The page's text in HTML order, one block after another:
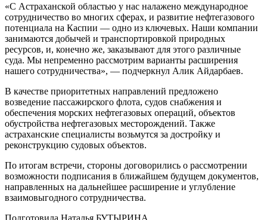
«С Астраханской областью у нас налажено международное
сотрудничество во многих сферах, и развитие нефтегазового
потенциала на Каспии — одно из ключевых. Наши компании
занимаются добычей и транспортировкой природных
ресурсов, и, конечно же, заказывают для этого различные
суда. Мы непременно рассмотрим варианты расширения
нашего сотрудничества», — подчеркнул Алик Айдарбаев.
В качестве приоритетных направлений предложено
возведение пассажирского флота, судов снабжения и
обеспечения морских нефтегазовых операций, объектов
обустройства нефтегазовых месторождений. Также
астраханские специалисты возьмутся за достройку и
реконструкцию судовых объектов.
По итогам встречи, стороны договорились о рассмотрении
возможности подписания в ближайшем будущем документов,
направленных на дальнейшее расширение и углубление
взаимовыгодного сотрудничества.
Подготовила Наталья БУТЫРИНА